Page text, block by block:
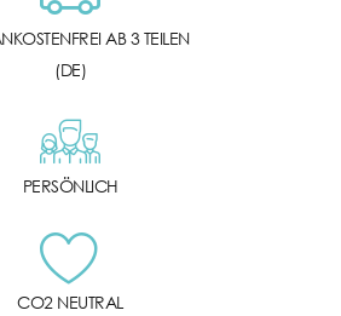
AB 3 TEILEN
(DE)
PERSÖNLICH
CO2 NEUTRAL